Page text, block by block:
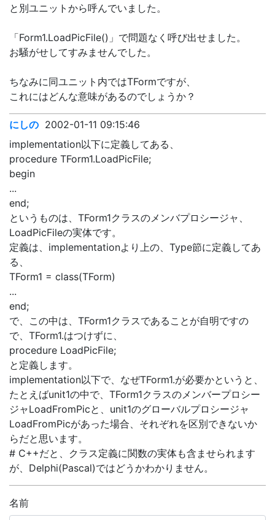
と別ユニットから呼んでいました。
「Form1.LoadPicFile()」で問題なく呼び出せました。
お騒がせしてすみませんでした。
ちなみに同ユニット内ではTFormですが、
これにはどんな意味があるのでしょうか？
にしの 2002-01-11 09:15:46
implementation以下に定義してある、
procedure TForm1.LoadPicFile;
begin
...
end;
というものは、TForm1クラスのメンバプロシージャ、
LoadPicFileの実体です。
定義は、implementationより上の、Type節に定義してあ
る、
TForm1 = class(TForm)
...
end;
で、この中は、TForm1クラスであることが自明ですの
で、TForm1.はつけずに、
procedure LoadPicFile;
と定義します。
implementation以下で、なぜTForm1.が必要かというと、
たとえばunit1の中で、TForm1クラスのメンバープロシー
ジャLoadFromPicと、unit1のグローバルプロシージャ
LoadFromPicがあった場合、それぞれを区別できないか
らだと思います。
# C++だと、クラス定義に関数の実体も含ませられます
が、Delphi(Pascal)ではどうかわかりません。
名前